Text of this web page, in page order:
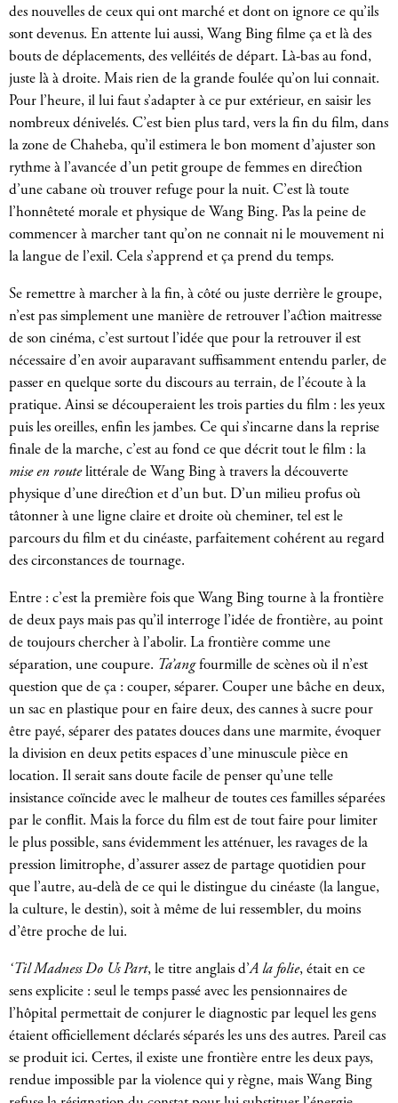
des nouvelles de ceux qui ont marché et dont on ignore ce qu’ils
sont devenus. En attente lui aussi, Wang Bing filme ça et là des
bouts de déplacements, des velléités de départ. Là-bas au fond,
juste là à droite. Mais rien de la grande foulée qu’on lui connait.
Pour l’heure, il lui faut s’adapter à ce pur extérieur, en saisir les
nombreux dénivelés. C’est bien plus tard, vers la fin du film, dans
la zone de Chaheba, qu’il estimera le bon moment d’ajuster son
rythme à l’avancée d’un petit groupe de femmes en direction
d’une cabane où trouver refuge pour la nuit. C’est là toute
l’honnêteté morale et physique de Wang Bing. Pas la peine de
commencer à marcher tant qu’on ne connait ni le mouvement ni
la langue de l’exil. Cela s’apprend et ça prend du temps.
Se remettre à marcher à la fin, à côté ou juste derrière le groupe,
n’est pas simplement une manière de retrouver l’action maitresse
de son cinéma, c’est surtout l’idée que pour la retrouver il est
nécessaire d’en avoir auparavant suffisamment entendu parler, de
passer en quelque sorte du discours au terrain, de l’écoute à la
pratique. Ainsi se découperaient les trois parties du film : les yeux
puis les oreilles, enfin les jambes. Ce qui s’incarne dans la reprise
finale de la marche, c’est au fond ce que décrit tout le film : la
mise en routelittérale de Wang Bing à travers la découverte
physique d’une direction et d’un but. D’un milieu profus où
tâtonner à une ligne claire et droite où cheminer, tel est le
parcours du film et du cinéaste, parfaitement cohérent au regard
des circonstances de tournage.
Entre : c’est la première fois que Wang Bing tourne à la frontière
de deux pays mais pas qu’il interroge l’idée de frontière, au point
de toujours chercher à l’abolir. La frontière comme une
séparation, une coupure. Ta’angfourmille de scènes où il n’est
question que de ça : couper, séparer. Couper une bâche en deux,
un sac en plastique pour en faire deux, des cannes à sucre pour
être payé, séparer des patates douces dans une marmite, évoquer
la division en deux petits espaces d’une minuscule pièce en
location. Il serait sans doute facile de penser qu’une telle
insistance coïncide avec le malheur de toutes ces familles séparées
par le conflit. Mais la force du film est de tout faire pour limiter
le plus possible, sans évidemment les atténuer, les ravages de la
pression limitrophe, d’assurer assez de partage quotidien pour
que l’autre, au-delà de ce qui le distingue du cinéaste (la langue,
la culture, le destin), soit à même de lui ressembler, du moins
d’être proche de lui.
‘Til Madness Do Us Part, le titre anglais d’A la folie, était en ce
sens explicite : seul le temps passé avec les pensionnaires de
l’hôpital permettait de conjurer le diagnostic par lequel les gens
étaient officiellement déclarés séparés les uns des autres. Pareil cas
se produit ici. Certes, il existe une frontière entre les deux pays,
rendue impossible par la violence qui y règne, mais Wang Bing